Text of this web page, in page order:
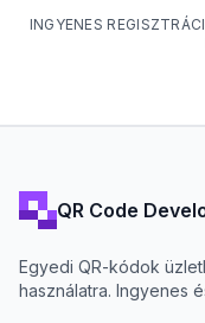
INGYENES
QR Code
Egyedi QR-kódok
használatra. Ingyenes